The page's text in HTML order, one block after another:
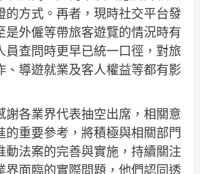
的方式。再者，現時社交平台發
是外僱等帶旅客遊覽的情況時有
員查問時更早已統一口徑，對旅
、導遊就業及客人權益等都有影
謝各業界代表抽空出席，相關意
的重要參考，將積極與相關部門
動法案的完善與實施，持續關注
界面臨的實際問題，他們認同透